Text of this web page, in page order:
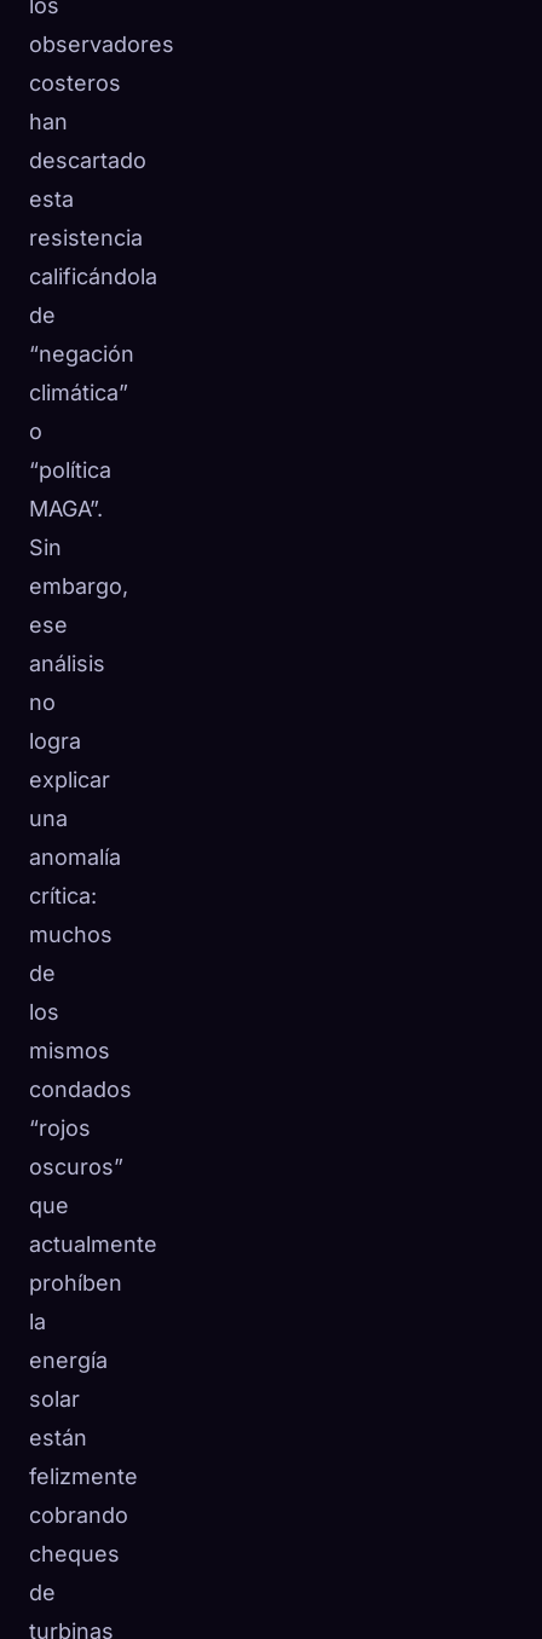
los
observadores
costeros
han
descartado
esta
resistencia
calificándola
de
“negación
climática”
o
“política
MAGA”.
Sin
embargo,
ese
análisis
no
logra
explicar
una
anomalía
crítica:
muchos
de
los
mismos
condados
“rojos
oscuros”
que
actualmente
prohíben
la
energía
solar
están
felizmente
cobrando
cheques
de
turbinas